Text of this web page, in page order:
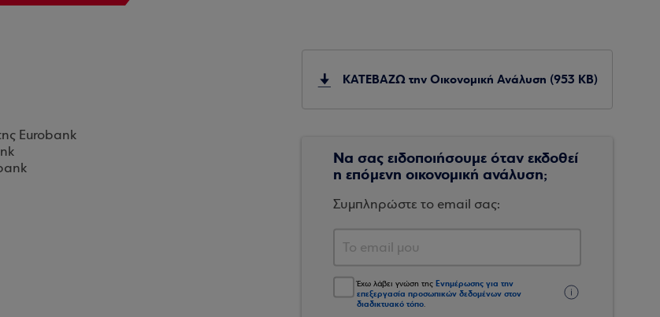
Eurobank
ΚΑΤΕΒΑΖΩ την Οικονομική Ανάλυση (953 KB)
Να σας ειδοποιήσουμε όταν εκδοθεί
η επόμενη οικονομική ανάλυση;
Συμπληρώστε το email σας:
Έχω λάβει γνώση της Ενημέρωσης για την
επεξεργασία προσωπικών δεδομένων στον
διαδικτυακό τόπο.